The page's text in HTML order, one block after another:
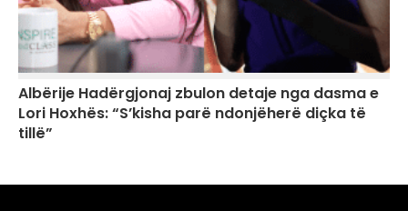
Albërije Hadërgjonaj zbulon detaje nga dasma e
Lori Hoxhës: “S’kisha parë ndonjëherë diçka të
tillë”